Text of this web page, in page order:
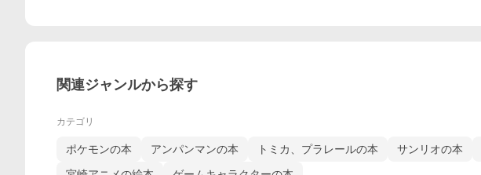
関連ジャンルから探す
カテゴリ
ポケモンの本 アンパンマンの本 トミカ、プラレールの本 サンリオの本